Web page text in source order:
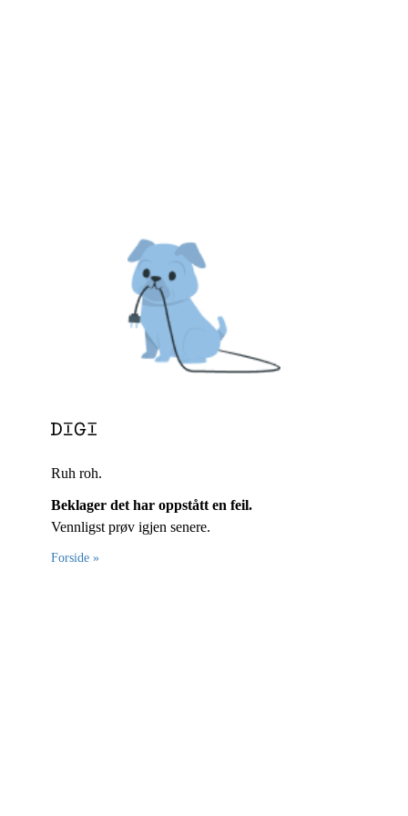
Ruh roh.
Beklager det har oppstått en feil.
Vennligst prøv igjen senere.
Forside »